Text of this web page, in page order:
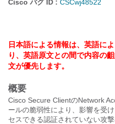
Cisco バグ ID : CSCwj48522
日本語による情報は、英語に
り、英語原文との間で内容の
文が優先します。
概要
Cisco Secure ClientのNetwork
ールの脆弱性により、影響を受
セスできる認証されていない攻撃